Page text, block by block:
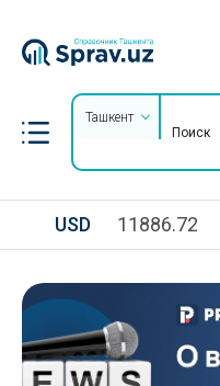
Ташкент
USD 11886.72